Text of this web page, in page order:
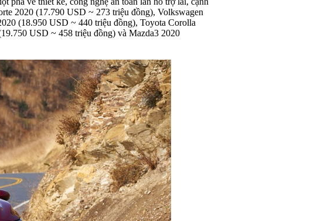
2020 (17.790 USD ~ 273 triệu đồng), Volkswagen
(18.950 USD ~ 440 triệu đồng), Toyota Corolla
USD ~ 458 triệu đồng) và Mazda3 2020